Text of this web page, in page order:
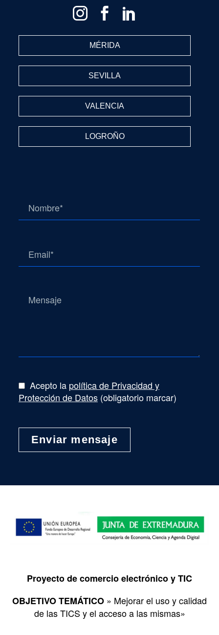
MÉRIDA
SEVILLA
VALENCIA
LOGROÑO
Acepto la política de Privacidad y
Protección de Datos (obligatorio marcar)
Proyecto de comercio electrónico y TIC
OBJETIVO TEMÁTICO » Mejorar el uso y calidad
de las TICS y el acceso a las mismas»